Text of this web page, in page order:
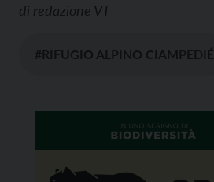
di redazione VT
#RIFUGIO ALPINO CIAMPEDIÉ